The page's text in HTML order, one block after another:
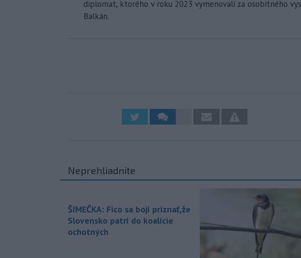
diplomat, ktorého v roku 2023 vymenovali za osobitného
Balkán.
Neprehliadnite
ŠIMEČKA: Fico sa bojí priznať,že
Slovensko patrí do koalície
ochotných